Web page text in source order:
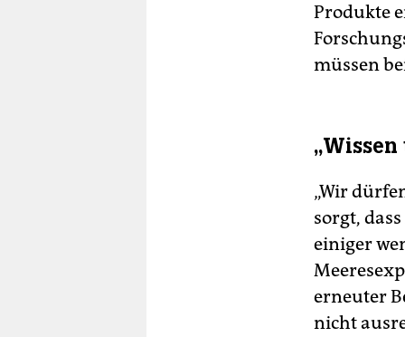
Produkte
müssen
„Wir
sorgt,
einiger
erneuter
nicht